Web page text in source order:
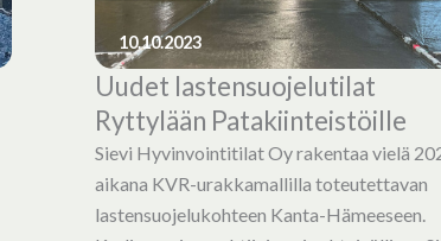
Uudet lastensuojelutilat
Ryttylään Patakiinteistöille
Sievi Hyvinvointitilat Oy rakentaa vielä
aikana KVR-urakkamallilla toteutettavan
lastensuojelukohteen Kanta-Hämeeseen.
10.10.2023